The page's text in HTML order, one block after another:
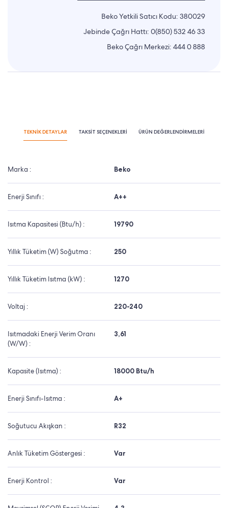
Beko Yetkili Satıcı Kodu: 380029
Jebinde Çağrı Hattı: 0(850) 532 46 33
Beko Çağrı Merkezi: 444 0 888
TEKNİK DETAYLAR TAKSİT SEÇENEKLERİ ÜRÜN DEĞERLENDİRMELERİ
Marka : Beko
Enerji Sınıfı : A++
Isıtma Kapasitesi (Btu/h) : 19790
Yıllık Tüketim (W) Soğutma : 250
Yıllık Tüketim Isıtma (kW) : 1270
Voltaj : 220-240
Isıtmadaki Enerji Verim Oranı
(W/W) :
3,61
Kapasite (Isıtma) : 18000 Btu/h
Enerji Sınıfı-Isıtma : A+
Soğutucu Akışkan : R32
Anlık Tüketim Göstergesi : Var
Enerji Kontrol : Var